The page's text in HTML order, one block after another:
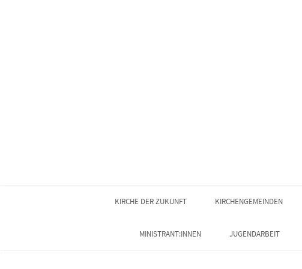
KIRCHE DER ZUKUNFT KIRCHENGEMEINDEN
MINISTRANT:INNEN JUGENDARBEIT